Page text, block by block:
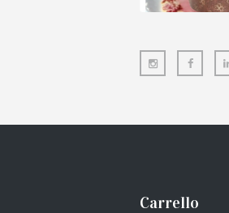
Carrello